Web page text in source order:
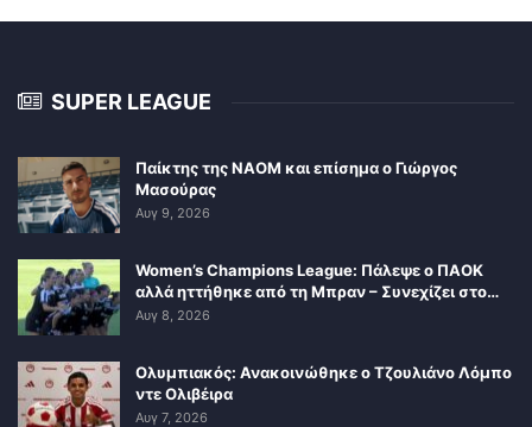
SUPER LEAGUE
Παίκτης της ΝΑΟΜ και επίσημα ο Γιώργος
Μασούρας
Αυγ 9, 2026
Women’s Champions League: Πάλεψε ο ΠΑΟΚ
αλλά ηττήθηκε από τη Μπραν – Συνεχίζει στο…
Αυγ 8, 2026
Ολυμπιακός: Ανακοινώθηκε ο Τζουλιάνο Λόμπο
ντε Ολιβέιρα
Αυγ 7, 2026